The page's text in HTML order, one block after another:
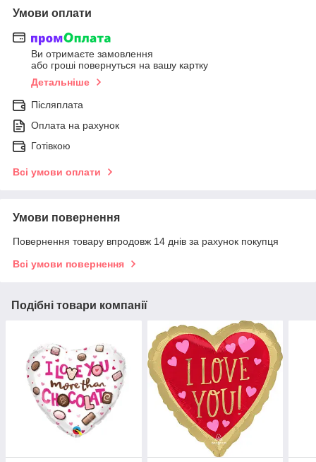
Умови оплати
Ви отримаєте замовлення
або гроші повернуться на вашу картку
Детальніше
Післяплата
Оплата на рахунок
Готівкою
Всі умови оплати
Умови повернення
Повернення товару впродовж 14 днів за рахунок покупця
Всі умови повернення
Подібні товари компанії